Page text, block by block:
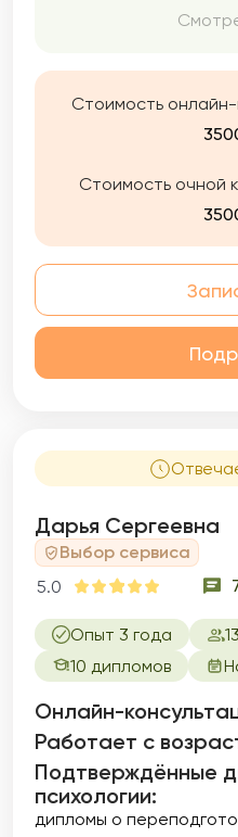
того момента
Стоимость онлайн-
Стоимость очной
Дарья Сергеевна
Выбор сервиса
5.0
Опыт 3 года
10 дипломов
Онлайн-
Работает с
Подтверждённые
психологии:
дипломы о